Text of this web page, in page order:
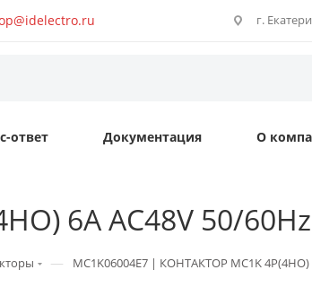
г.
ответ Документация О
6A AC48V 50/
— MC1K06004E7 | КОНТАКТОР MC1K 4P(4НО)